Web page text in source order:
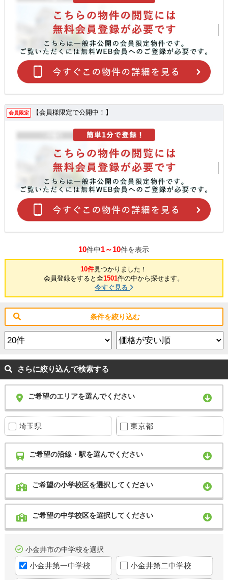
会員限定 【会員様限定で公開中！】
10件中1～10件を表示
10件見つかりました！
会員登録をすると全1501件の中から探せます。
今すぐ見る
条件を絞り込む
さらに絞り込んで検索する
ご希望のエリアを選んでください
埼玉県 東京都
ご希望の沿線・駅を選んでください
ご希望の小学校区を選択してください
ご希望の中学校区を選択してください
小金井市の中学校を選択
小金井第一中学校 小金井第二中学校